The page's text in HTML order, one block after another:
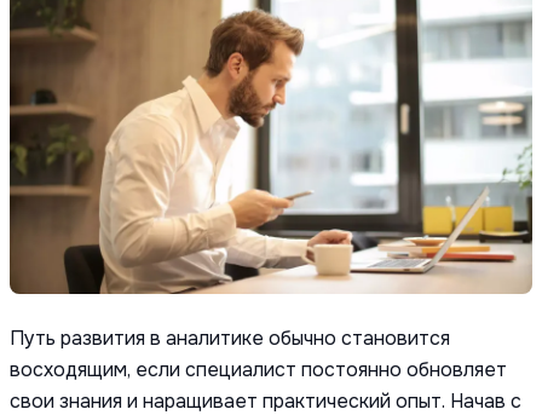
Путь развития в аналитике обычно становится
восходящим, если специалист постоянно обновляет
свои знания и наращивает практический опыт. Начав с